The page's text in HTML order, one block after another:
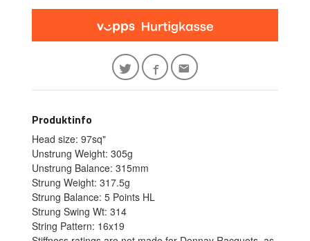
Produktinfo
Head size: 97sq"
Unstrung Weight: 305g
Unstrung Balance: 315mm
Strung Weight: 317.5g
Strung Balance: 5 Points HL
Strung Swing Wt: 314
String Pattern: 16x19